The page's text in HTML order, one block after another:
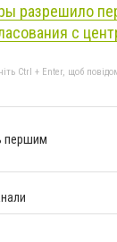
разрешило
с
Ctrl + Enter, щоб
першим